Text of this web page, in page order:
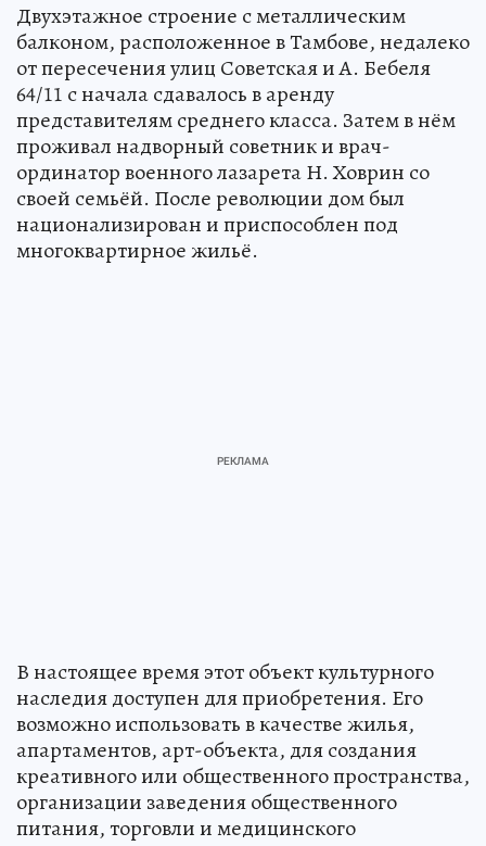
Двухэтажное строение с металлическим
балконом, расположенное в Тамбове, недалеко
от пересечения улиц Советская и А. Бебеля
64/11 с начала сдавалось в аренду
представителям среднего класса. Затем в нём
проживал надворный советник и врач-
ординатор военного лазарета Н. Ховрин со
своей семьёй. После революции дом был
национализирован и приспособлен под
многоквартирное жильё.
В настоящее время этот объект культурного
наследия доступен для приобретения. Его
возможно использовать в качестве жилья,
апартаментов, арт-объекта, для создания
креативного или общественного пространства,
организации заведения общественного
питания, торговли и медицинского